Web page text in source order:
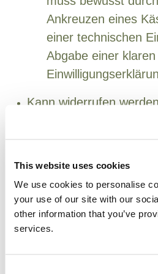
This website uses cookies
We use cookies to personalise
your use of our site with our
other information that you’ve
services.
Ankreuzen eines
einer technischen
Abgabe einer klaren
Kann widerrufen
Einwilligung leicht
opt-out) jederzeit;
vor der erstmaligen
Einwilligung